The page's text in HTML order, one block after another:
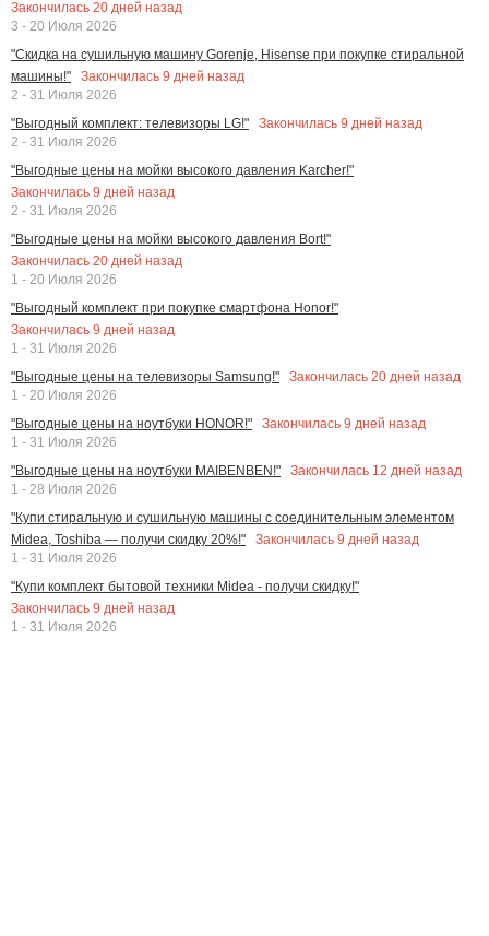
Закончилась 20 дней назад
3 - 20 Июля 2026
"Скидка на сушильную машину Gorenje, Hisense при покупке стиральной
машины!"
Закончилась 9 дней назад
2 - 31 Июля 2026
"Выгодный комплект: телевизоры LG!"
Закончилась 9 дней назад
2 - 31 Июля 2026
"Выгодные цены на мойки высокого давления Karcher!"
Закончилась 9 дней назад
2 - 31 Июля 2026
"Выгодные цены на мойки высокого давления Bort!"
Закончилась 20 дней назад
1 - 20 Июля 2026
"Выгодный комплект при покупке смартфона Honor!"
Закончилась 9 дней назад
1 - 31 Июля 2026
"Выгодные цены на телевизоры Samsung!"
Закончилась 20 дней назад
1 - 20 Июля 2026
"Выгодные цены на ноутбуки HONOR!"
Закончилась 9 дней назад
1 - 31 Июля 2026
"Выгодные цены на ноутбуки MAIBENBEN!"
Закончилась 12 дней назад
1 - 28 Июля 2026
"Купи стиральную и сушильную машины с соединительным элементом
Midea, Toshiba — получи скидку 20%!"
Закончилась 9 дней назад
1 - 31 Июля 2026
"Купи комплект бытовой техники Midea - получи скидку!"
Закончилась 9 дней назад
1 - 31 Июля 2026